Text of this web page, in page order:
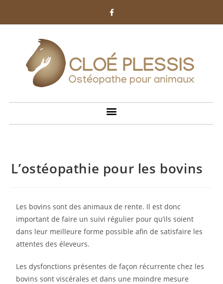
L’ostéopathie pour les bovins
Les bovins sont des animaux de rente. Il est donc
important de faire un suivi régulier pour qu’ils soient
dans leur meilleure forme possible afin de satisfaire les
attentes des éleveurs.
Les dysfonctions présentes de façon récurrente chez les
bovins sont viscérales et dans une moindre mesure